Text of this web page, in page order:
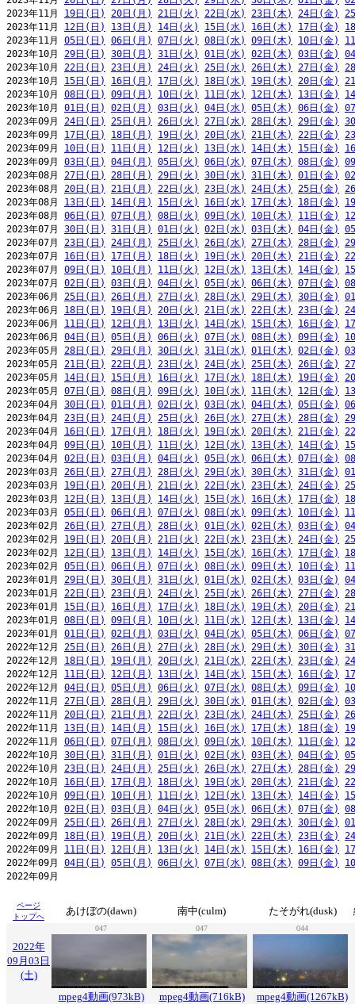
2023年11月 19日(日) 20日(月) 21日(火) 22日(水) 23日(木) 24日(金)
2023年11月 12日(日) 13日(月) 14日(火) 15日(水) 16日(木) 17日(金)
2023年11月 05日(日) 06日(月) 07日(火) 08日(水) 09日(木) 10日(金)
2023年10月 29日(日) 30日(月) 31日(火) 01日(水) 02日(木) 03日(金)
2023年10月 22日(日) 23日(月) 24日(火) 25日(水) 26日(木) 27日(金)
2023年10月 15日(日) 16日(月) 17日(火) 18日(水) 19日(木) 20日(金)
2023年10月 08日(日) 09日(月) 10日(火) 11日(水) 12日(木) 13日(金)
2023年10月 01日(日) 02日(月) 03日(火) 04日(水) 05日(木) 06日(金)
2023年09月 24日(日) 25日(月) 26日(火) 27日(水) 28日(木) 29日(金)
2023年09月 17日(日) 18日(月) 19日(火) 20日(水) 21日(木) 22日(金)
2023年09月 10日(日) 11日(月) 12日(火) 13日(水) 14日(木) 15日(金)
2023年09月 03日(日) 04日(月) 05日(火) 06日(水) 07日(木) 08日(金)
2023年08月 27日(日) 28日(月) 29日(火) 30日(水) 31日(木) 01日(金)
2023年08月 20日(日) 21日(月) 22日(火) 23日(水) 24日(木) 25日(金)
2023年08月 13日(日) 14日(月) 15日(火) 16日(水) 17日(木) 18日(金)
2023年08月 06日(日) 07日(月) 08日(火) 09日(水) 10日(木) 11日(金)
2023年07月 30日(日) 31日(月) 01日(火) 02日(水) 03日(木) 04日(金)
2023年07月 23日(日) 24日(月) 25日(火) 26日(水) 27日(木) 28日(金)
2023年07月 16日(日) 17日(月) 18日(火) 19日(水) 20日(木) 21日(金)
2023年07月 09日(日) 10日(月) 11日(火) 12日(水) 13日(木) 14日(金)
2023年07月 02日(日) 03日(月) 04日(火) 05日(水) 06日(木) 07日(金)
2023年06月 25日(日) 26日(月) 27日(火) 28日(水) 29日(木) 30日(金)
2023年06月 18日(日) 19日(月) 20日(火) 21日(水) 22日(木) 23日(金)
2023年06月 11日(日) 12日(月) 13日(火) 14日(水) 15日(木) 16日(金)
2023年06月 04日(日) 05日(月) 06日(火) 07日(水) 08日(木) 09日(金)
2023年05月 28日(日) 29日(月) 30日(火) 31日(水) 01日(木) 02日(金)
2023年05月 21日(日) 22日(月) 23日(火) 24日(水) 25日(木) 26日(金)
2023年05月 14日(日) 15日(月) 16日(火) 17日(水) 18日(木) 19日(金)
2023年05月 07日(日) 08日(月) 09日(火) 10日(水) 11日(木) 12日(金)
2023年04月 30日(日) 01日(月) 02日(火) 03日(水) 04日(木) 05日(金)
2023年04月 23日(日) 24日(月) 25日(火) 26日(水) 27日(木) 28日(金)
2023年04月 16日(日) 17日(月) 18日(火) 19日(水) 20日(木) 21日(金)
2023年04月 09日(日) 10日(月) 11日(火) 12日(水) 13日(木) 14日(金)
2023年04月 02日(日) 03日(月) 04日(火) 05日(水) 06日(木) 07日(金)
2023年03月 26日(日) 27日(月) 28日(火) 29日(水) 30日(木) 31日(金)
2023年03月 19日(日) 20日(月) 21日(火) 22日(水) 23日(木) 24日(金)
2023年03月 12日(日) 13日(月) 14日(火) 15日(水) 16日(木) 17日(金)
2023年03月 05日(日) 06日(月) 07日(火) 08日(水) 09日(木) 10日(金)
2023年02月 26日(日) 27日(月) 28日(火) 01日(水) 02日(木) 03日(金)
2023年02月 19日(日) 20日(月) 21日(火) 22日(水) 23日(木) 24日(金)
2023年02月 12日(日) 13日(月) 14日(火) 15日(水) 16日(木) 17日(金)
2023年02月 05日(日) 06日(月) 07日(火) 08日(水) 09日(木) 10日(金)
2023年01月 29日(日) 30日(月) 31日(火) 01日(水) 02日(木) 03日(金)
2023年01月 22日(日) 23日(月) 24日(火) 25日(水) 26日(木) 27日(金)
2023年01月 15日(日) 16日(月) 17日(火) 18日(水) 19日(木) 20日(金)
2023年01月 08日(日) 09日(月) 10日(火) 11日(水) 12日(木) 13日(金)
2023年01月 01日(日) 02日(月) 03日(火) 04日(水) 05日(木) 06日(金)
2022年12月 25日(日) 26日(月) 27日(火) 28日(水) 29日(木) 30日(金)
2022年12月 18日(日) 19日(月) 20日(火) 21日(水) 22日(木) 23日(金)
2022年12月 11日(日) 12日(月) 13日(火) 14日(水) 15日(木) 16日(金)
2022年12月 04日(日) 05日(月) 06日(火) 07日(水) 08日(木) 09日(金)
2022年11月 27日(日) 28日(月) 29日(火) 30日(水) 01日(木) 02日(金)
2022年11月 20日(日) 21日(月) 22日(火) 23日(水) 24日(木) 25日(金)
2022年11月 13日(日) 14日(月) 15日(火) 16日(水) 17日(木) 18日(金)
2022年11月 06日(日) 07日(月) 08日(火) 09日(水) 10日(木) 11日(金)
2022年10月 30日(日) 31日(月) 01日(火) 02日(水) 03日(木) 04日(金)
2022年10月 23日(日) 24日(月) 25日(火) 26日(水) 27日(木) 28日(金)
2022年10月 16日(日) 17日(月) 18日(火) 19日(水) 20日(木) 21日(金)
2022年10月 09日(日) 10日(月) 11日(火) 12日(水) 13日(木) 14日(金)
2022年10月 02日(日) 03日(月) 04日(火) 05日(水) 06日(木) 07日(金)
2022年09月 25日(日) 26日(月) 27日(火) 28日(水) 29日(木) 30日(金)
2022年09月 18日(日) 19日(月) 20日(火) 21日(水) 22日(木) 23日(金)
2022年09月 11日(日) 12日(月) 13日(火) 14日(水) 15日(木) 16日(金)
2022年09月 04日(日) 05日(月) 06日(火) 07日(水) 08日(木) 09日(金)
ページ
トップへ
あけぼの(dawn) 南中(culm) たそがれ(dusk)
047 047 044
2022年
09月03日
(土)
mpeg4動画(973kB)
mpeg4動画(716kB) mpeg4動画(1267kB)